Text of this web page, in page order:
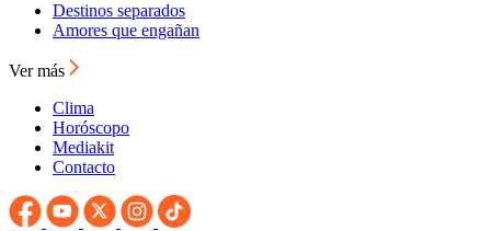
Destinos separados
Amores que engañan
Ver más
Clima
Horóscopo
Mediakit
Contacto